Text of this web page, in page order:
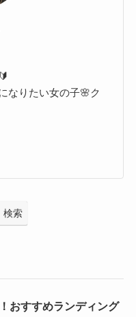
なりたい女の子🌸ク
検索
おすすめランディング